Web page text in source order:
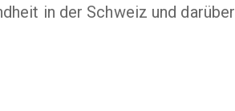
in der Schweiz und darüber